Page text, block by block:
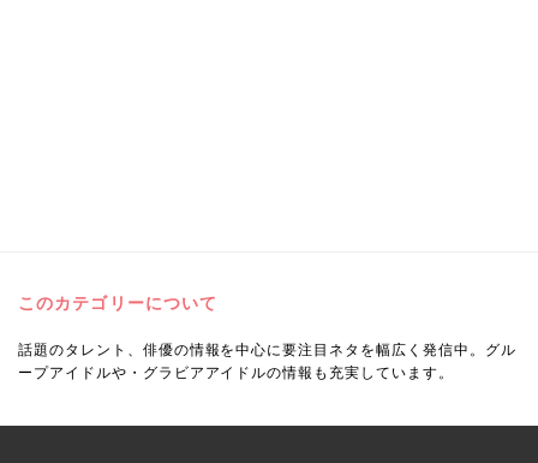
このカテゴリーについて
話題のタレント、俳優の情報を中心に要注目ネタを幅広く発信中。グル
ープアイドルや・グラビアアイドルの情報も充実しています。